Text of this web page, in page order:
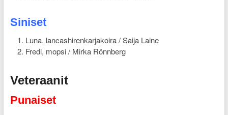
Siniset
Luna, lancashirenkarjakoira / Saija Laine
Fredi, mopsi / Mirka Rönnberg
Veteraanit
Punaiset